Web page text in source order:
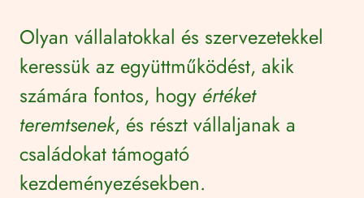
Olyan vállalatokkal és szervezetekkel
keressük az együttműködést, akik
számára fontos, hogy értéket
teremtsenek, és részt vállaljanak a
családokat támogató
kezdeményezésekben.